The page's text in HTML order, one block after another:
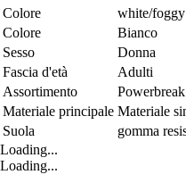
Colore
white/foggy
Colore
Bianco
Sesso
Donna
Fascia d'età
Adulti
Assortimento
Powerbreak
Materiale principale Materiale
Suola
gomma
Loading...
Loading...